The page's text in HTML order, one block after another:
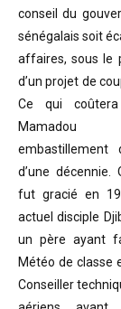
conseil du
sénégalais soit
affaires, sous le
d’un projet de
Ce qui
embastillement
d’une décennie.
fut gracié en
actuel disciple
un père ayant
Météo de classe
Conseiller